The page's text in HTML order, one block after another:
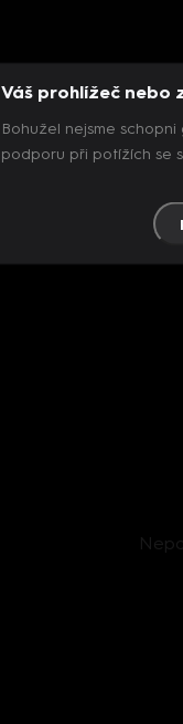
Váš prohlížeč nebo
Bohužel nejsme
podporu při potížích se